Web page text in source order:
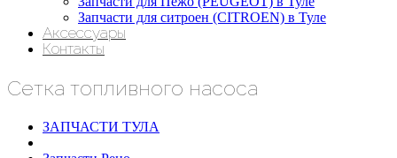
Запчасти для ситроен (CITROEN) в Туле
Аксессуары
Контакты
Сетка топливного насоса
ЗАПЧАСТИ ТУЛА